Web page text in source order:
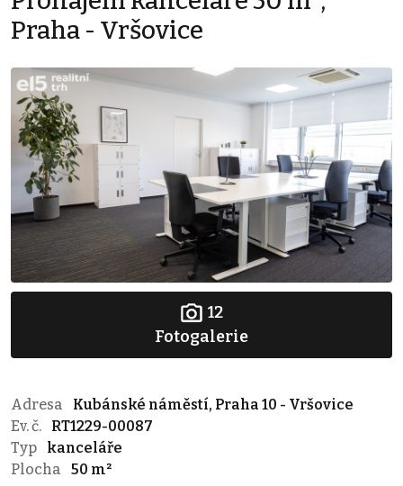
Praha - Vršovice
12
Fotogalerie
Adresa
Kubánské náměstí, Praha 10 - Vršovice
Ev. č.
RT1229-00087
Typ
kanceláře
Plocha
50 m²